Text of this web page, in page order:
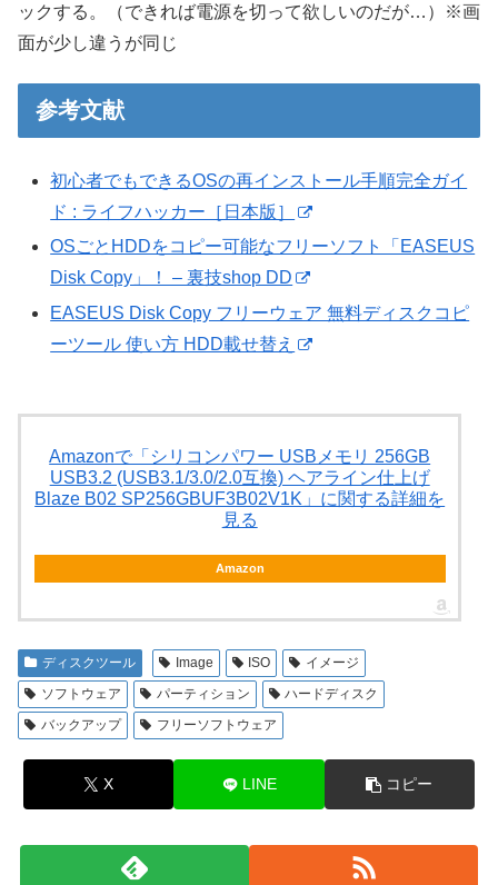
ックする。（できれば電源を切って欲しいのだが…）※画
面が少し違うが同じ
参考文献
初心者でもできるOSの再インストール手順完全ガイ
ド : ライフハッカー［日本版］
OSごとHDDをコピー可能なフリーソフト「EASEUS
Disk Copy」！ – 裏技shop DD
EASEUS Disk Copy フリーウェア 無料ディスクコピ
ーツール 使い方 HDD載せ替え
Amazonで「シリコンパワー USBメモリ 256GB
USB3.2 (USB3.1/3.0/2.0互換) ヘアライン仕上げ
Blaze B02 SP256GBUF3B02V1K」に関する詳細を
見る
Amazon
ディスクツール Image ISO
イメージ
ソフトウェア
パーティション
ハードディスク
バックアップ
フリーソフトウェア
X LINE コピー